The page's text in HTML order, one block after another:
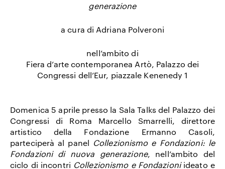
generazione
a cura di Adriana Polveroni
nell’ambito di
Fiera d’arte contemporanea Artò, Palazzo dei
Congressi dell’Eur, piazzale Kenenedy 1
Domenica 5 aprile presso la Sala Talks del Palazzo dei
Congressi di Roma Marcello Smarrelli, direttore
artistico della Fondazione Ermanno Casoli,
parteciperà al panel Collezionismo e Fondazioni: le
Fondazioni di nuova generazione, nell’ambito del
ciclo di incontri Collezionismo e Fondazioni ideato e